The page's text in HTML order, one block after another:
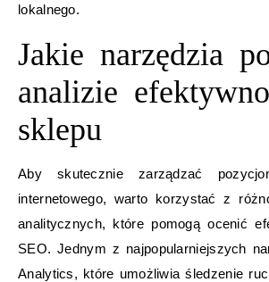
lokalnego.
Jakie narzędzia
analizie
sklepu
Aby skutecznie zarządzać
internetowego, warto korzystać z
analitycznych, które pomogą ocenić
SEO. Jednym z najpopularniejszych
Analytics, które umożliwia śledzenie